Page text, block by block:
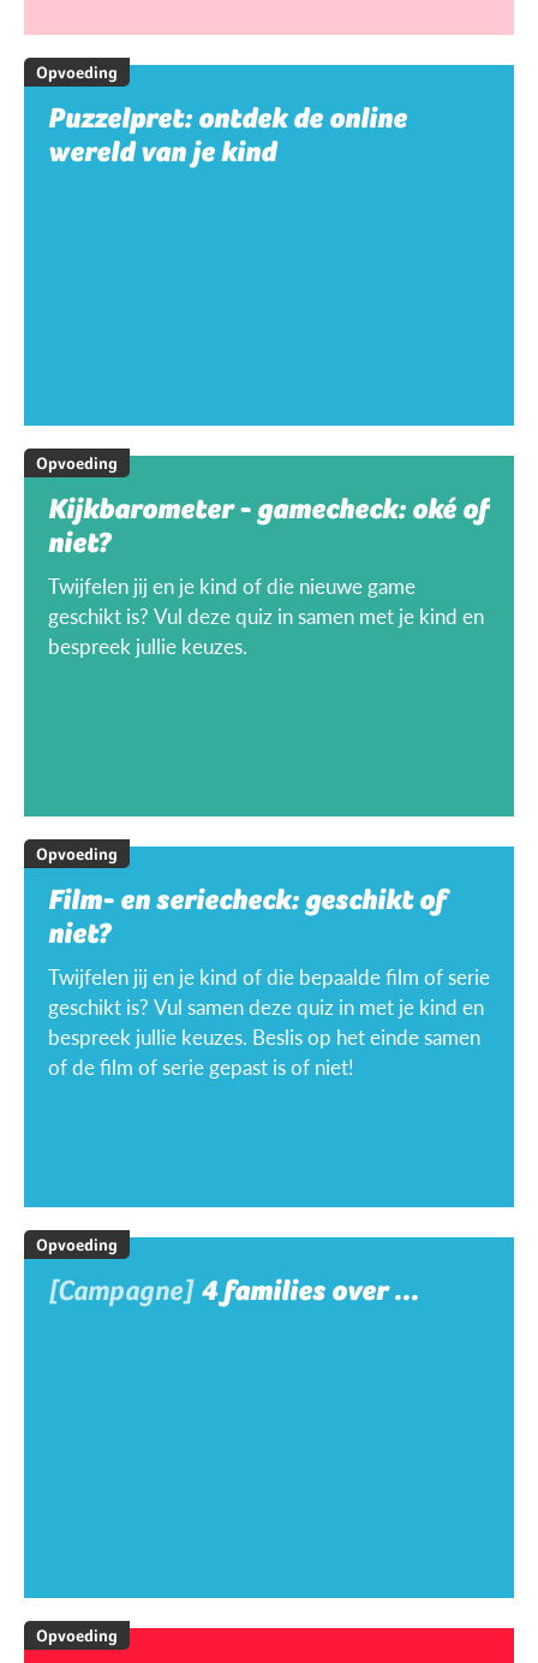
Opvoeding
Puzzelpret: ontdek de online
wereld van je kind
Opvoeding
Kijkbarometer - gamecheck: oké of
niet?
Twijfelen jij en je kind of die nieuwe game
geschikt is? Vul deze quiz in samen met je kind en
bespreek jullie keuzes.
Opvoeding
Film- en seriecheck: geschikt of
niet?
Twijfelen jij en je kind of die bepaalde film of serie
geschikt is? Vul samen deze quiz in met je kind en
bespreek jullie keuzes. Beslis op het einde samen
of de film of serie gepast is of niet!
Opvoeding
[Campagne] 4 families over ...
Opvoeding